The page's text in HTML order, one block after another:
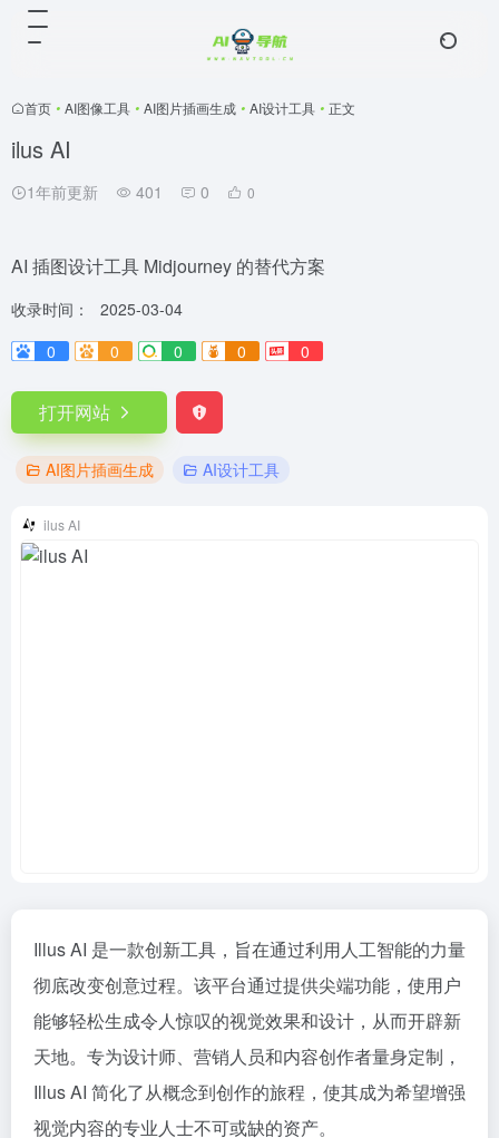
首页 • AI图像工具 • AI图片插画生成 • AI设计工具 • 正文
ilus AI
1年前更新 401 0 0
AI 插图设计工具 Midjourney 的替代方案
收录时间：
2025-03-04
0
0 0 0 0
打开网站
AI图片插画生成 AI设计工具
ilus AI
Illus AI 是一款创新工具，旨在通过利用人工智能的力量
彻底改变创意过程。该平台通过提供尖端功能，使用户
能够轻松生成令人惊叹的视觉效果和设计，从而开辟新
天地。专为设计师、营销人员和内容创作者量身定制，
Illus AI 简化了从概念到创作的旅程，使其成为希望增强
视觉内容的专业人士不可或缺的资产。